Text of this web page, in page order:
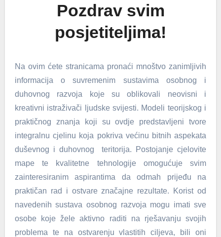
Pozdrav svim
posjetiteljima!
Na ovim ćete stranicama pronaći mnoštvo zanimljivih
informacija o suvremenim sustavima osobnog i
duhovnog razvoja koje su oblikovali neovisni i
kreativni istraživači ljudske svijesti. Modeli teorijskog i
praktičnog znanja koji su ovdje predstavljeni tvore
integralnu cjelinu koja pokriva većinu bitnih aspekata
duševnog i duhovnog teritorija. Postojanje cjelovite
mape te kvalitetne tehnologije omogućuje svim
zainteresiranim aspirantima da odmah prijeđu na
praktičan rad i ostvare značajne rezultate. Korist od
navedenih sustava osobnog razvoja mogu imati sve
osobe koje žele aktivno raditi na rješavanju svojih
problema te na ostvarenju vlastitih ciljeva, bili oni